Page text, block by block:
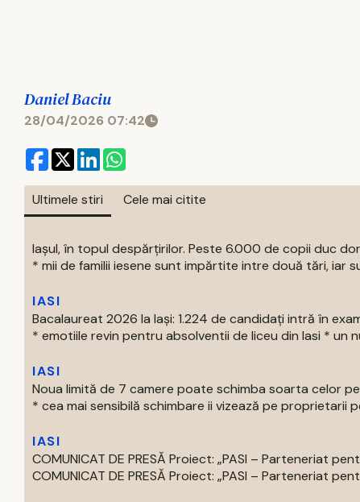
Daniel Baciu
28/04/2026 07:42
Ultimele stiri Cele mai citite
Iașul, în topul despărțirilor. Peste 6.000 de copii duc
* mii de familii iesene sunt impărtite intre două tări, iar
IASI
Bacalaureat 2026 la Iași: 1.224 de candidați intră în
* emotiile revin pentru absolventii de liceu din Iasi * un
IASI
Noua limită de 7 camere poate schimba soarta celor
* cea mai sensibilă schimbare ii vizează pe proprietarii
IASI
COMUNICAT DE PRESĂ Proiect: „PASI – Parteneriat
COMUNICAT DE PRESĂ Proiect: „PASI – Parteneriat